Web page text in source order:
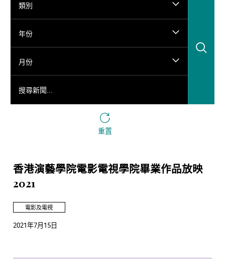
類別
年份
月份
重置
香港演藝學院電影電視學院畢業作品放映
2021
電影及電視
2021年7月15日